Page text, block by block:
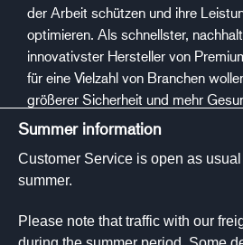
der Arbeit schützen und ihre
optimieren. Als schnellster,
innovativster Hersteller von
für eine Vielzahl von Branchen
größerer Sicherheit und mehr
leisten.
Sozialen Medien
Summer information
Customer Service is open as
summer.
Please note that traffic with our